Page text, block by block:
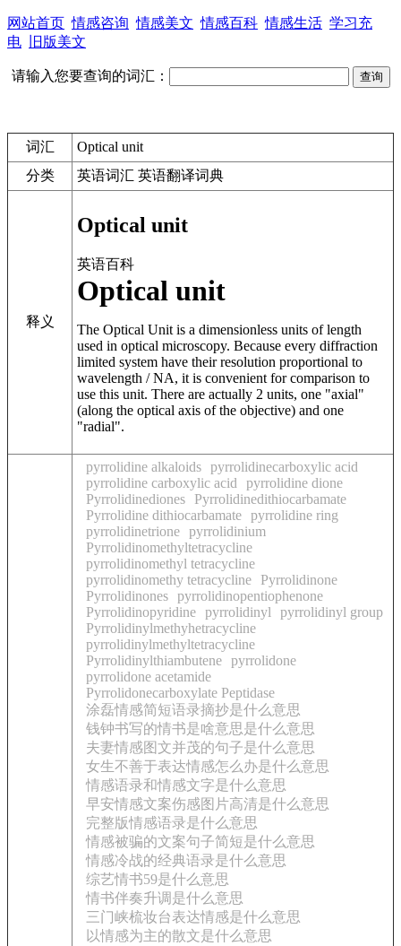
网站首页 情感咨询 情感美文 情感百科 情感生活 学习充
电
旧版美文
请输入您要查询的词汇：
词汇
Optical unit
分类
英语词汇 英语翻译词典
释义
Optical unit
英语百科
Optical unit
The Optical Unit is a dimensionless units of length
used in optical microscopy. Because every diffraction
limited system have their resolution proportional to
wavelength / NA, it is convenient for comparison to
use this unit. There are actually 2 units, one "axial"
(along the optical axis of the objective) and one
"radial".
pyrrolidine alkaloids pyrrolidinecarboxylic acid
pyrrolidine carboxylic acid
pyrrolidine dione
Pyrrolidinediones
Pyrrolidinedithiocarbamate
Pyrrolidine dithiocarbamate pyrrolidine ring
pyrrolidinetrione pyrrolidinium
Pyrrolidinomethyltetracycline
pyrrolidinomethyl tetracycline
pyrrolidinomethy tetracycline
Pyrrolidinone
Pyrrolidinones pyrrolidinopentiophenone
Pyrrolidinopyridine pyrrolidinyl
pyrrolidinyl group
Pyrrolidinylmethyhetracycline
pyrrolidinylmethyltetracycline
Pyrrolidinylthiambutene pyrrolidone
pyrrolidone acetamide
Pyrrolidonecarboxylate Peptidase
涂磊情感简短语录摘抄是什么意思
钱钟书写的情书是啥意思是什么意思
夫妻情感图文并茂的句子是什么意思
女生不善于表达情感怎么办是什么意思
情感语录和情感文字是什么意思
早安情感文案伤感图片高清是什么意思
完整版情感语录是什么意思
情感被骗的文案句子简短是什么意思
情感冷战的经典语录是什么意思
综艺情书59是什么意思
情书伴奏升调是什么意思
三门峡梳妆台表达情感是什么意思
以情感为主的散文是什么意思